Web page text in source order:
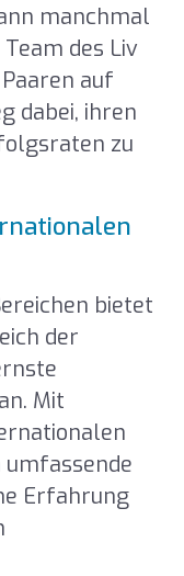
manchmal
des Liv
auf
dabei, ihren
zu
bietet
der
Mit
Erfahrung